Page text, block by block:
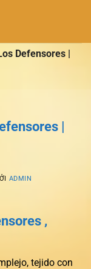
Defensores |
|
ADMIN
,
tejido con